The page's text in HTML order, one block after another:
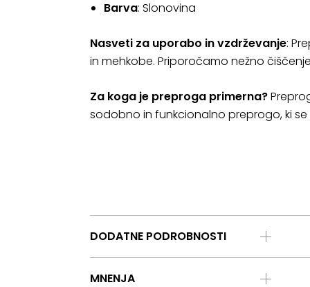
Barva: Slonovina
Nasveti za uporabo in vzdrževanje:
in mehkobe. Priporočamo nežno
Za koga je preproga primerna?
sodobno in funkcionalno preprogo, ki
DODATNE PODROBNOSTI
MNENJA